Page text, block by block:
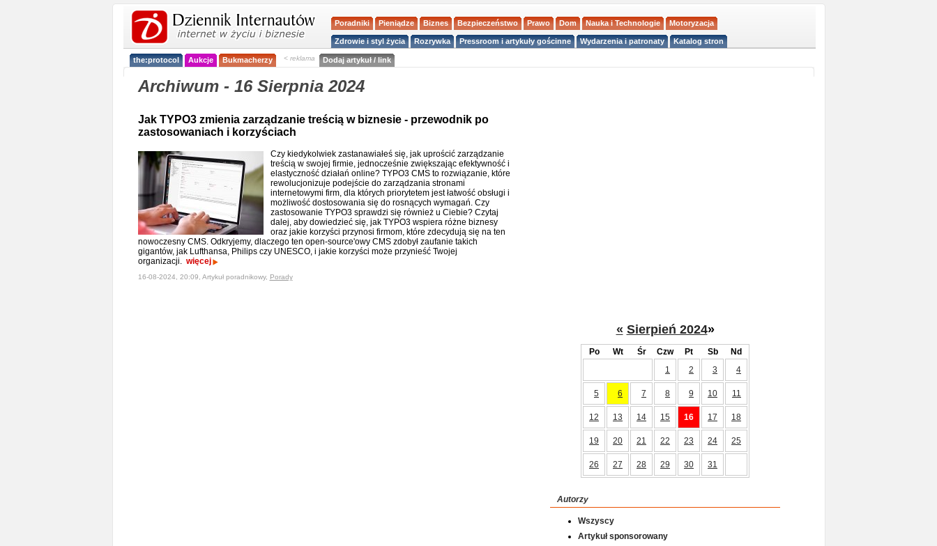
Poradniki Pieniądze Biznes Bezpieczeństwo Prawo Dom Nauka i Technologie Motoryzacja
Zdrowie i styl życia Rozrywka Pressroom i artykuły gościnne Wydarzenia i patronaty Katalog stron
the:protocol Aukcje Bukmacherzy < reklama Dodaj artykuł / link
Archiwum - 16 Sierpnia 2024
Jak TYPO3 zmienia zarządzanie treścią w biznesie - przewodnik po
zastosowaniach i korzyściach
Czy kiedykolwiek zastanawiałeś się, jak uprościć zarządzanie
treścią w swojej firmie, jednocześnie zwiększając efektywność i
elastyczność działań online? TYPO3 CMS to rozwiązanie, które
rewolucjonizuje podejście do zarządzania stronami
internetowymi firm, dla których priorytetem jest łatwość obsługi i
możliwość dostosowania się do rosnących wymagań. Czy
zastosowanie TYPO3 sprawdzi się również u Ciebie? Czytaj
dalej, aby dowiedzieć się, jak TYPO3 wspiera różne biznesy
oraz jakie korzyści przynosi firmom, które zdecydują się na ten
nowoczesny CMS. Odkryjemy, dlaczego ten open-source'owy CMS zdobył zaufanie takich
gigantów, jak Lufthansa, Philips czy UNESCO, i jakie korzyści może przynieść Twojej
organizacji. więcej
16-08-2024, 20:09, Artykuł poradnikowy, Porady
« Sierpień 2024»
Po Wt Śr Czw Pt Sb
Nd
1
2 3 4
5 6 7 8 9 10 11
12 13 14 15 16 17 18
19 20 21 22 23 24 25
26 27 28 29 30 31
Autorzy
Wszyscy
Artykuł sponsorowany